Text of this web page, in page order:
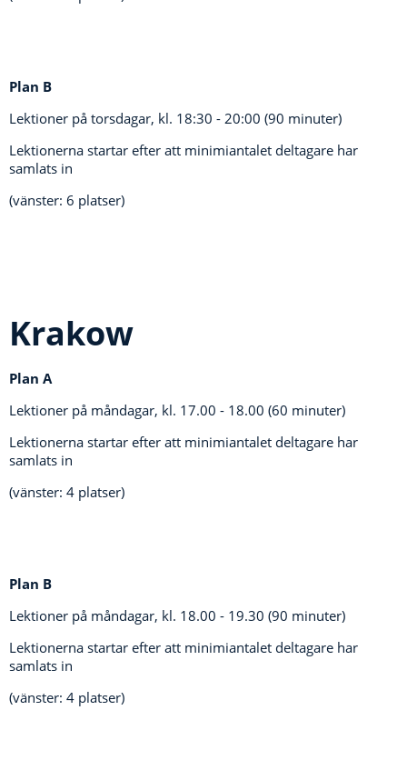
Plan B
Lektioner på torsdagar, kl. 18:30 - 20:00 (90 minuter)
Lektionerna startar efter att minimiantalet deltagare har
samlats in
(vänster: 6 platser)
Krakow
Plan A
Lektioner på måndagar, kl. 17.00 - 18.00 (60 minuter)
Lektionerna startar efter att minimiantalet deltagare har
samlats in
(vänster: 4 platser)
Plan B
Lektioner på måndagar, kl. 18.00 - 19.30 (90 minuter)
Lektionerna startar efter att minimiantalet deltagare har
samlats in
(vänster: 4 platser)